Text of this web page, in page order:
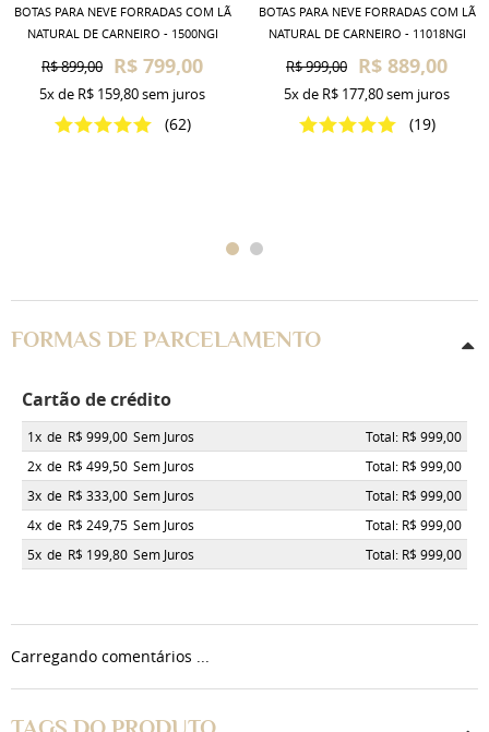
BOTAS PARA NEVE FORRADAS COM LÃ
NATURAL DE CARNEIRO - 1500NGI
R$ 899,00 R$ 799,00
(62)
5xde R$ 159,80sem juros
BOTAS PARA NEVE FORRADAS COM LÃ
NATURAL DE CARNEIRO - 11018NGI
R$ 999,00 R$ 889,00
(19)
5xde R$ 177,80sem juros
FORMAS DE PARCELAMENTO
Cartão de crédito
1x de R$ 999,00 Sem Juros
Total: R$ 999,00
2x de R$ 499,50 Sem Juros
Total: R$ 999,00
3x de R$ 333,00 Sem Juros
Total: R$ 999,00
4x de R$ 249,75 Sem Juros
Total: R$ 999,00
5x de R$ 199,80 Sem Juros Total: R$ 999,00
Carregando comentários ...